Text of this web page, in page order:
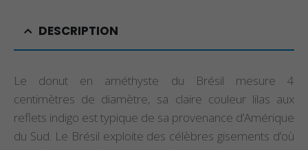
DESCRIPTION
Le donut en améthyste du Brésil mesure 4
centimètres de diamètre, sa claire couleur lilas aux
reflets indigo est typique de sa provenance d’Amérique
du Sud. Le Brésil exploite des célèbres gisements d’où